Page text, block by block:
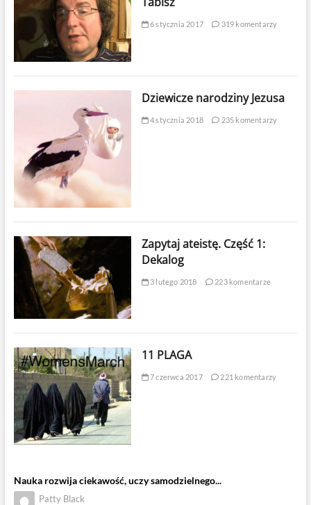
6 stycznia 2017 319 komentarzy
Dziewicze narodziny Jezusa
4 stycznia 2018 235 komentarzy
Zapytaj ateistę. Część 1:
Dekalog
3 lutego 2018 223 komentarze
11 PLAGA
7 czerwca 2017 221 komentarzy
Nauka rozwija ciekawość, uczy samodzielnego...
Patty Black